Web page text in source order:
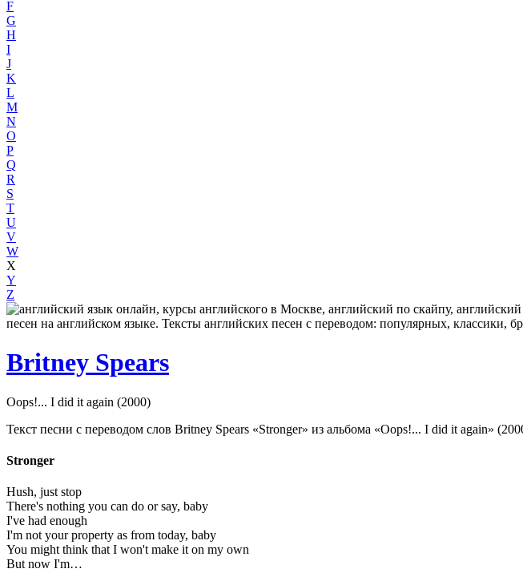
F
G
H
I
J
K
L
M
N
O
P
Q
R
S
T
U
V
W
X
Y
Z
Britney Spears
Oops!... I did it again (2000)
Текст песни с переводом слов Britney Spears «Stronger» из альбома «Oops!... I did it again»
Stronger
Hush, just stop
There's nothing you can do or say, baby
I've had enough
I'm not your property as from today, baby
You might think that I won't make it on my own
But now I'm…